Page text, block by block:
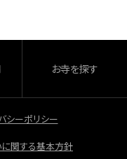
お寺を探す
シーポリシー
関する基本方針